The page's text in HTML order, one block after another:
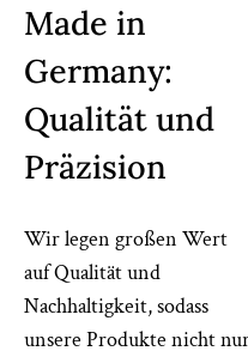
Made in
Germany:
Qualität und
Präzision
Wir legen großen Wert
auf Qualität und
Nachhaltigkeit, sodass
unsere Produkte nicht